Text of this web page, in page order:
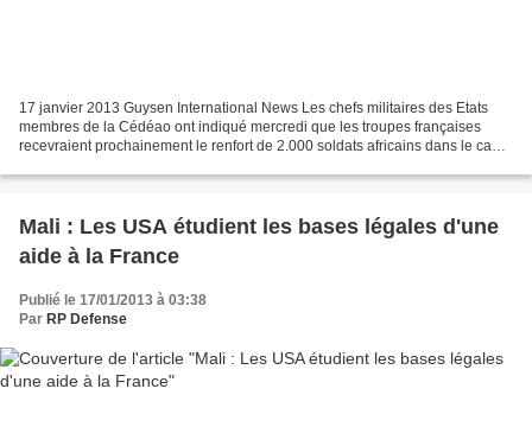
17 janvier 2013 Guysen International News Les chefs militaires des Etats
membres de la Cédéao ont indiqué mercredi que les troupes françaises
recevraient prochainement le renfort de 2.000 soldats africains dans le cadre
Mali : Les USA étudient les bases légales d'une
aide à la France
Publié le 17/01/2013 à 03:38
Par RP Defense